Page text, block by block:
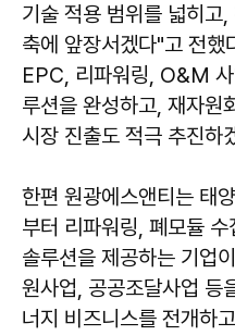
기술 적용 범위를 넓히고
축에 앞장서겠다"고 전
EPC, 리파워링, O&M
루션을 완성하고, 재자원
시장 진출도 적극 추진하
한편 원광에스앤티는 태
부터 리파워링, 폐모듈 수
솔루션을 제공하는 기업
원사업, 공공조달사업 등
너지 비즈니스를 전개하